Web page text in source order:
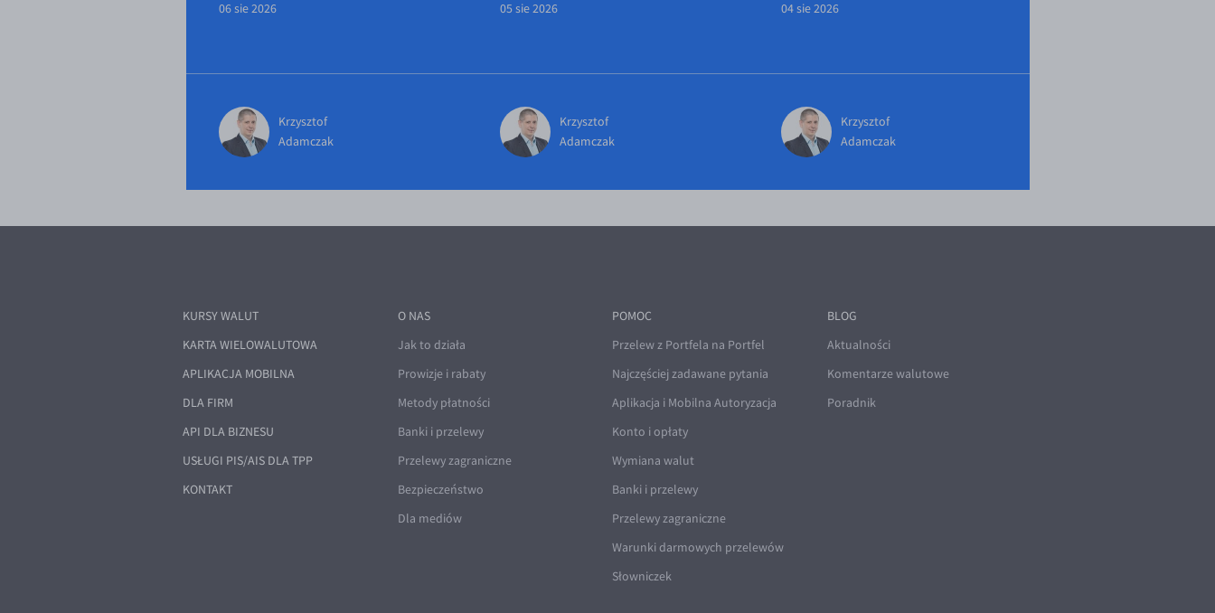
06 sie 2026
Krzysztof
Adamczak
05 sie 2026
Krzysztof
Adamczak
04 sie 2026
Krzysztof
Adamczak
KURSY WALUT
KARTA WIELOWALUTOWA
APLIKACJA MOBILNA
DLA FIRM
API DLA BIZNESU
USŁUGI PIS/AIS DLA TPP
KONTAKT
O NAS
Jak to działa
Prowizje i rabaty
Metody płatności
Banki i przelewy
Przelewy zagraniczne
Bezpieczeństwo
Dla mediów
POMOC
Przelew z Portfela na Portfel
Najczęściej zadawane pytania
Aplikacja i Mobilna Autoryzacja
Konto i opłaty
Wymiana walut
Banki i przelewy
Przelewy zagraniczne
Warunki darmowych przelewów
Słowniczek
BLOG
Aktualności
Komentarze walutowe
Poradnik